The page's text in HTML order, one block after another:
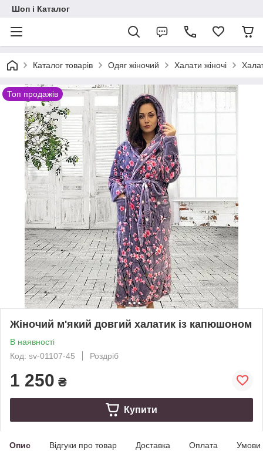
Шоп і Каталог
Каталог товарів Одяг жіночий Халати жіночі
Топ продажів
Жіночий м'який довгий халатик із капюшоном
В наявності
Код: sv-01107-45
Роздріб
1 250 ₴
Купити
Опис Відгуки про товар Доставка Оплата Умови